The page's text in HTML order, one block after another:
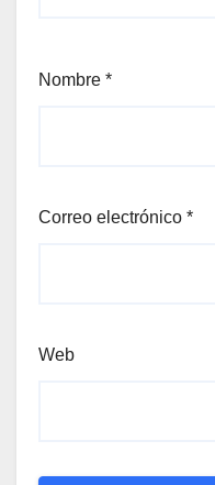
Nombre *
Correo electrónico *
Web